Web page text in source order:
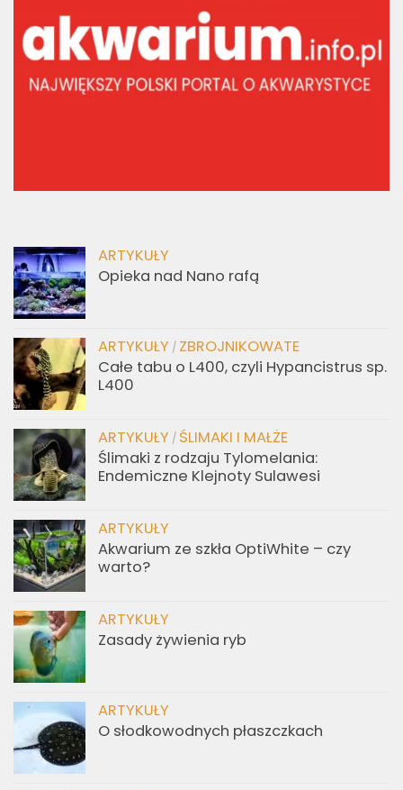
ARTYKUŁY
Opieka nad Nano rafą
ARTYKUŁY / ZBROJNIKOWATE
Całe tabu o L400, czyli Hypancistrus sp.
L400
ARTYKUŁY / ŚLIMAKI I MAŁŻE
Ślimaki z rodzaju Tylomelania:
Endemiczne Klejnoty Sulawesi
ARTYKUŁY
Akwarium ze szkła OptiWhite – czy
warto?
ARTYKUŁY
Zasady żywienia ryb
ARTYKUŁY
O słodkowodnych płaszczkach